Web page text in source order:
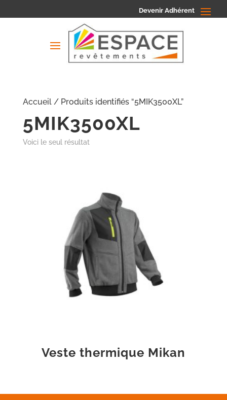
Devenir Adhérent
Accueil/ Produits identifiés “5MIK3500XL”
5MIK3500XL
Voici le seul résultat
Veste thermique Mikan